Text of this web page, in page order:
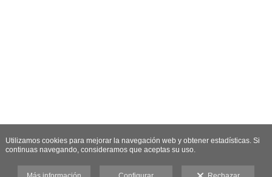
Utilizamos cookies para mejorar la navegación web y obtener estadísticas. Si
continuas navegando, consideramos que aceptas su uso.